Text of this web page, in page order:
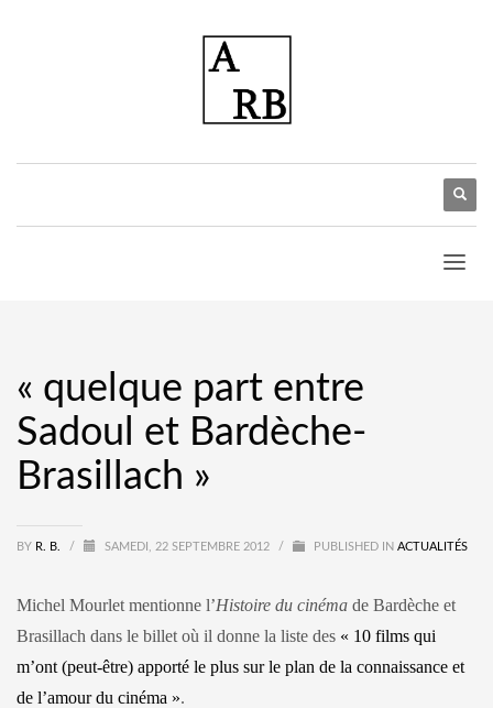
« quelque part entre
Sadoul et Bardèche-
Brasillach »
BY R. B. / SAMEDI, 22 SEPTEMBRE 2012 / PUBLISHED IN ACTUALITÉS
Michel Mourlet mentionne l’Histoire du cinéma de Bardèche et
Brasillach dans le billet où il donne la liste des « 10 films qui
m’ont (peut-être) apporté le plus sur le plan de la connaissance et
de l’amour du cinéma ».